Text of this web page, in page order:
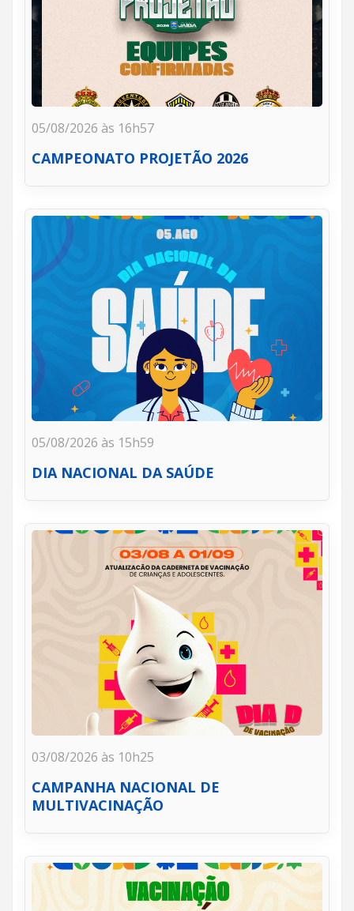
05/08/2026 às 16h57
CAMPEONATO PROJETÃO 2026
05/08/2026 às 15h59
DIA NACIONAL DA SAÚDE
03/08/2026 às 10h25
CAMPANHA NACIONAL DE
MULTIVACINAÇÃO